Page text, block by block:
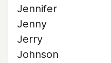
Jennifer
Jenny
Jerry
Johnson